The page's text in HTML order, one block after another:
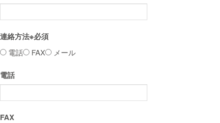
連絡方法※必須
電話 FAX メール
電話
FAX